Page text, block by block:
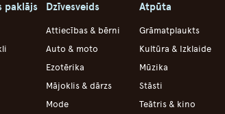
paklājs Dzīvesveids
Attiecības & bērni
Auto & moto
Ezotērika
Mājoklis & dārzs
Mode
Atpūta
Grāmatplaukts
Kultūra & Izklaide
Mūzika
Stāsti
Teātris & kino